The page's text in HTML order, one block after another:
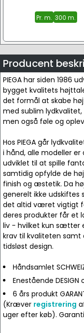
Pr. m. 300 m.
Producent
PIEGA har siden 1986
bygget kvalitets
det formål at skabe
med sublim lydkvalitet,
men også føle og
Hos PIEGA går
i hånd, alle modeller er
udviklet til at spille
samtidig opfylde de
finish og æstetik. Da
generelt ikke
det altid været vigtigt
deres produkter får et
liv - hvilket kun sætter
krav til kvaliteten samt
tidsløst design.
Håndsamlet
Enestående DESIGN
6 års produkt
(Kræver registrering
uger efter køb).